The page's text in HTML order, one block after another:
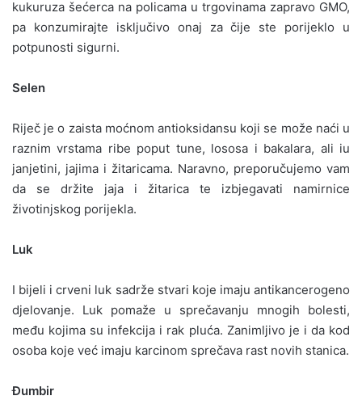
kukuruza šećerca na policama u trgovinama zapravo GMO,
pa konzumirajte isključivo onaj za čije ste porijeklo u
potpunosti sigurni.
Selen
Riječ je o zaista moćnom antioksidansu koji se može naći u
raznim vrstama ribe poput tune, lososa i bakalara, ali iu
janjetini, jajima i žitaricama. Naravno, preporučujemo vam
da se držite jaja i žitarica te izbjegavati namirnice
životinjskog porijekla.
Luk
I bijeli i crveni luk sadrže stvari koje imaju antikancerogeno
djelovanje. Luk pomaže u sprečavanju mnogih bolesti,
među kojima su infekcija i rak pluća. Zanimljivo je i da kod
osoba koje već imaju karcinom sprečava rast novih stanica.
Đumbir